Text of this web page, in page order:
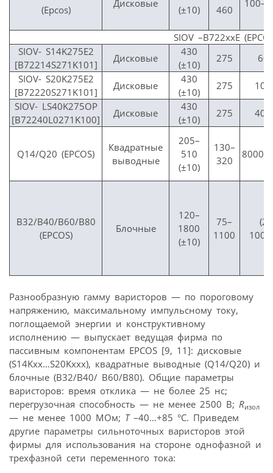
(Epcos)
Дисковые
(±10)
460
SIOV –B722xxE
SIOV- S14K275E2
[B72214S271K101]
Дисковые
430
(±10)
275
SIOV- S20K275E2
[B72220S271K101]
Дисковые
430
(±10)
275
SIOV- LS40K275OP
[B72240L0271K100]
Дисковые
430
(±10)
275
Q14/Q20 (EPCOS)
Квадратные
выводные
205–
510
(±10)
130–
320
8000/
B32/B40/B60/B80
(EPCOS)
Блочные
120–
1800
(±10)
75–
1100
Разнообразную гамму варисторов — по пороговому
напряжению, максимальному импульсному току,
поглощаемой энергии и конструктивному
исполнению — выпускает ведущая фирма по
пассивным компонентам EPCOS [9, 11]: дисковые
(S14Kxx…S20Kxxx), квадратные выводные (Q14/Q20) и
блочные (B32/B40/ B60/B80). Общие параметры
варисторов: время отклика — не более 25 нс;
перегрузочная способность — не менее 2500 В; Rизол
— не менее 1000 МОм; Т–40…+85 °С. Приведем
другие параметры сильноточных варисторов этой
фирмы для использования на стороне однофазной и
трехфазной сети переменного тока: